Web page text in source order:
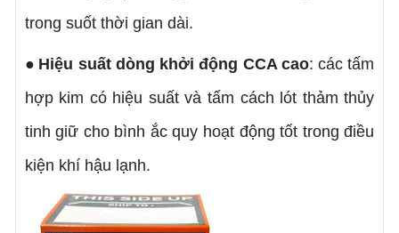
trong suốt thời gian dài.
● Hiệu suất dòng khởi động CCA cao: các tấm
hợp kim có hiệu suất và tấm cách lót thảm thủy
tinh giữ cho bình ắc quy hoạt động tốt trong điều
kiện khí hậu lạnh.